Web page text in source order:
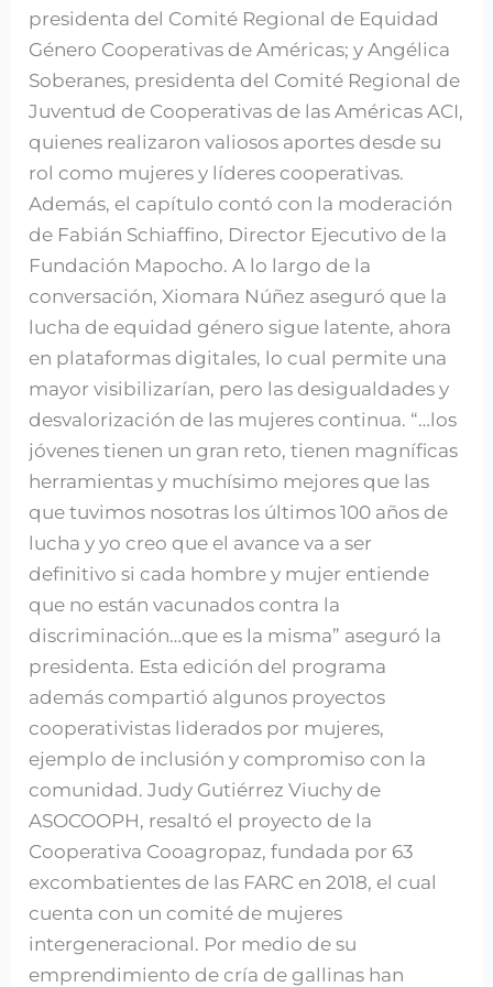
presidenta del Comité Regional de Equidad
Género Cooperativas de Américas; y Angélica
Soberanes, presidenta del Comité Regional de
Juventud de Cooperativas de las Américas ACI,
quienes realizaron valiosos aportes desde su
rol como mujeres y líderes cooperativas.
Además, el capítulo contó con la moderación
de Fabián Schiaffino, Director Ejecutivo de la
Fundación Mapocho. A lo largo de la
conversación, Xiomara Núñez aseguró que la
lucha de equidad género sigue latente, ahora
en plataformas digitales, lo cual permite una
mayor visibilizarían, pero las desigualdades y
desvalorización de las mujeres continua. “…los
jóvenes tienen un gran reto, tienen magníficas
herramientas y muchísimo mejores que las
que tuvimos nosotras los últimos 100 años de
lucha y yo creo que el avance va a ser
definitivo si cada hombre y mujer entiende
que no están vacunados contra la
discriminación…que es la misma” aseguró la
presidenta. Esta edición del programa
además compartió algunos proyectos
cooperativistas liderados por mujeres,
ejemplo de inclusión y compromiso con la
comunidad. Judy Gutiérrez Viuchy de
ASOCOOPH, resaltó el proyecto de la
Cooperativa Cooagropaz, fundada por 63
excombatientes de las FARC en 2018, el cual
cuenta con un comité de mujeres
intergeneracional. Por medio de su
emprendimiento de cría de gallinas han